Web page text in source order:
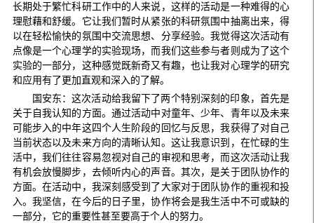
长期处于繁忙科研工作中的人来说，这样的活动是一种难得的心
理慰藉和舒缓。它让我们暂时从紧张的科研氛围中抽离出来，得
以在轻松愉快的氛围中交流思想、分享经验。我觉得这次活动有
点像是一个心理学的实验现场，而我们这些参与者则成为了这个
实验的一部分，这种感觉既新奇又有趣，也让我对心理学的研究
和应用有了更加直观和深入的了解。
国安东：这次活动给我留下了两个特别深刻的印象，首先是
关于自我认知的方面。通过活动中对童年、少年、青年以及未来
可能步入的中年这四个人生阶段的回忆与反思，我获得了对自己
当前状态以及未来方向的清晰认知。这让我意识到，在忙碌的生
活中，我们往往容易忽视对自己的审视和思考，而这次活动让我
有机会放慢脚步，去倾听内心的声音。其次，是关于团队协作的
方面。在活动中，我深刻感受到了大家对于团队协作的重视和投
入。我坚信，在今后的日子里，协作将会是我生活中不可或缺的
一部分，它的重要性甚至要高于个人的努力。